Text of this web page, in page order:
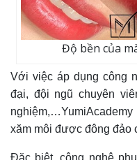
Độ bền của
Với việc áp dụng công
đại, đội ngũ chuyên
xăm môi được đông đảo